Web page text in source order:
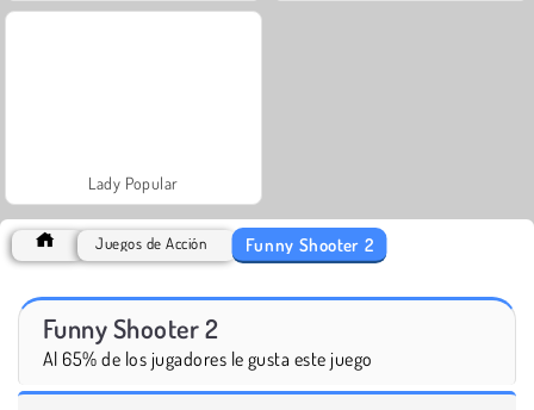
Lady Popular
Juegos de Acción Funny Shooter 2
Funny Shooter 2
Al 65% de los jugadores le gusta este juego